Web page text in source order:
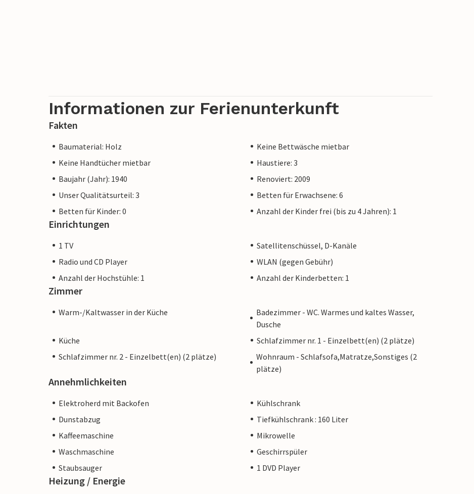
Informationen zur Ferienunterkunft
Fakten
Baumaterial: Holz
Keine Bettwäsche mietbar
Keine Handtücher mietbar
Haustiere: 3
Baujahr (Jahr): 1940
Renoviert: 2009
Unser Qualitätsurteil: 3
Betten für Erwachsene: 6
Betten für Kinder: 0
Anzahl der Kinder frei (bis zu 4 Jahren): 1
Einrichtungen
1 TV
Satellitenschüssel, D-Kanäle
Radio und CD Player
WLAN (gegen Gebühr)
Anzahl der Hochstühle: 1
Anzahl der Kinderbetten: 1
Zimmer
Warm-/Kaltwasser in der Küche
Badezimmer - WC. Warmes und kaltes Wasser,
Dusche
Küche
Schlafzimmer nr. 1 - Einzelbett(en) (2 plätze)
Schlafzimmer nr. 2 - Einzelbett(en) (2 plätze)
Wohnraum - Schlafsofa,Matratze,Sonstiges (2
plätze)
Annehmlichkeiten
Elektroherd mit Backofen
Kühlschrank
Dunstabzug
Tiefkühlschrank : 160 Liter
Kaffeemaschine
Mikrowelle
Waschmaschine
Geschirrspüler
Staubsauger
1 DVD Player
Heizung / Energie